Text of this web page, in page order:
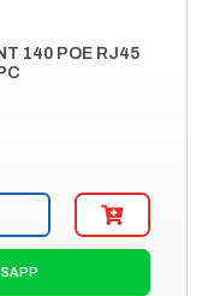
140 POE RJ45